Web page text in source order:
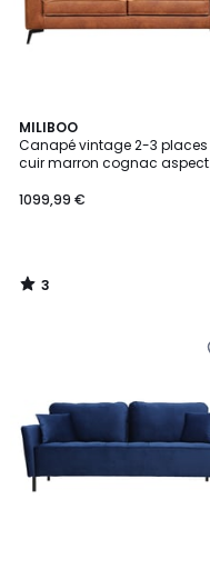
MILIBOO
Canapé vintage 2-3 places
cuir marron cognac aspect
1099,99 €
3
/
5
3
/